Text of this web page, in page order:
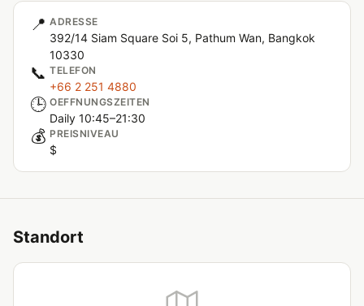
📍 ADRESSE
392/14 Siam Square Soi 5, Pathum Wan, Bangkok
10330
📞 TELEFON
+66 2 251 4880
🕒 OEFFNUNGSZEITEN
Daily 10:45–21:30
💰 PREISNIVEAU
$
Standort